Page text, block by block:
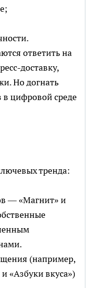
ответить на
доставку,
Но догнать
цифровой среде
тренда:
— «Магнит» и
(например,
«Азбуки вкуса»)